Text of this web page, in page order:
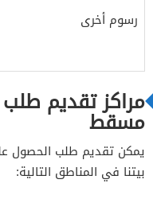
رسوم أخرى
مراكز تقديم
مسقط
يمكن تقديم طلب الحصول
بيتنا في المناطق التالية: